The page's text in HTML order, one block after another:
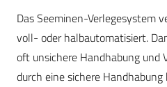
Das Seeminen-Verlegesystem
voll- oder halbautomatisiert.
oft unsichere Handhabung und
durch eine sichere